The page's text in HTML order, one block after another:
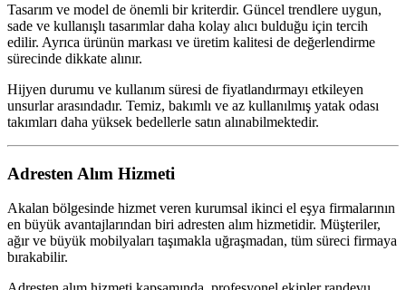
Tasarım ve model de önemli bir kriterdir. Güncel trendlere uygun,
sade ve kullanışlı tasarımlar daha kolay alıcı bulduğu için tercih
edilir. Ayrıca ürünün markası ve üretim kalitesi de değerlendirme
sürecinde dikkate alınır.
Hijyen durumu ve kullanım süresi de fiyatlandırmayı etkileyen
unsurlar arasındadır. Temiz, bakımlı ve az kullanılmış yatak odası
takımları daha yüksek bedellerle satın alınabilmektedir.
Adresten Alım Hizmeti
Akalan bölgesinde hizmet veren kurumsal ikinci el eşya firmalarının
en büyük avantajlarından biri adresten alım hizmetidir. Müşteriler,
ağır ve büyük mobilyaları taşımakla uğraşmadan, tüm süreci firmaya
bırakabilir.